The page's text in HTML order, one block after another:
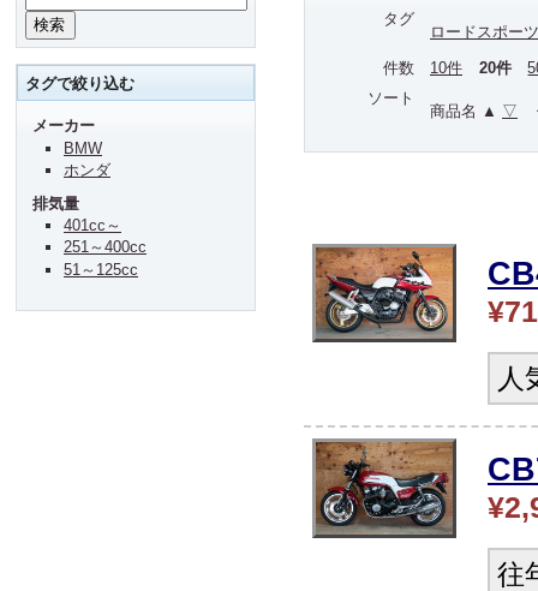
タグ
ロードスポーツ
件数
10件 20件
ソート
商品名 ▲ ▽
人
往
タグで絞り込む
メーカー
BMW
ホンダ
排気量
401cc～
251～400cc
51～125cc